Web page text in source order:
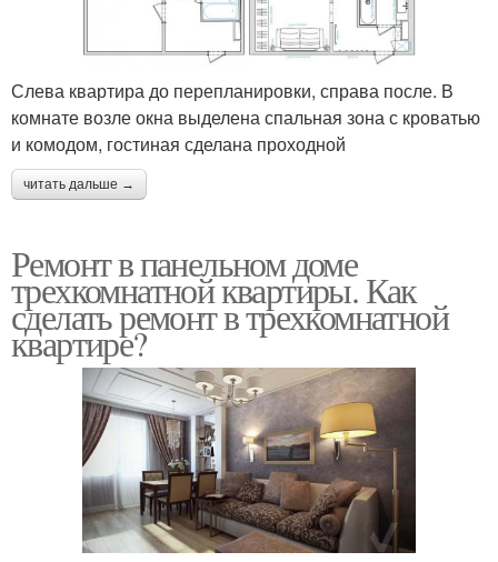
Слева квартира до перепланировки, справа после. В
комнате возле окна выделена спальная зона с кроватью
и комодом, гостиная сделана проходной
читать дальше →
Ремонт в панельном доме
трехкомнатной квартиры. Как
сделать ремонт в трехкомнатной
квартире?